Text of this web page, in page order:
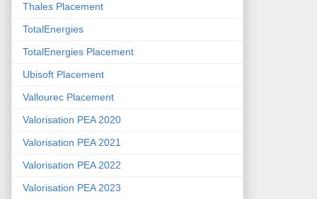
Thales Placement
TotalEnergies
TotalEnergies Placement
Ubisoft Placement
Vallourec Placement
Valorisation PEA 2020
Valorisation PEA 2021
Valorisation PEA 2022
Valorisation PEA 2023